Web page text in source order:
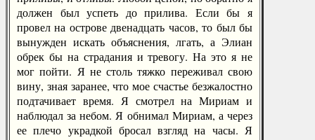
должен был успеть до прилива. Если бы я
провел на острове двенадцать часов, то был бы
вынужден искать объяснения, лгать, а Элиан
обрек бы на страдания и тревогу. На это я не
мог пойти. Я не столь тяжко переживал свою
вину, зная заранее, что мое счастье безжалостно
подтачивает время. Я смотрел на Мириам и
наблюдал за небом. Я обнимал Мириам, а через
ее плечо украдкой бросал взгляд на часы. Я